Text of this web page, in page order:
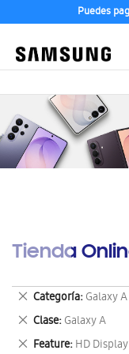
Puedes
Tienda
Categoría Galaxy A
Eliminar
este
artículo
Clase Galaxy A
Eliminar
este
Feature HD Display
Eliminar